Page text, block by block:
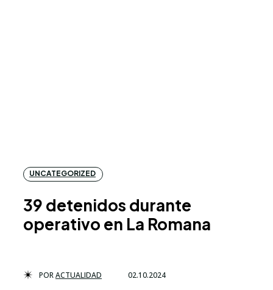
UNCATEGORIZED
39 detenidos durante
operativo en La Romana
PORACTUALIDAD 02.10.2024